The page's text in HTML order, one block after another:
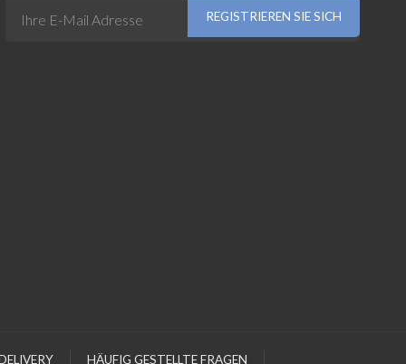
HÄUFIG GESTELLTE FRAGEN